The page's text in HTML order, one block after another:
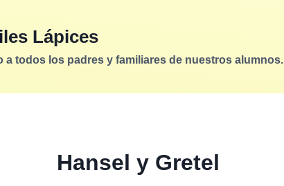
Lápices
a todos los padres y familiares de nuestros alumnos.
Hansel y Gretel